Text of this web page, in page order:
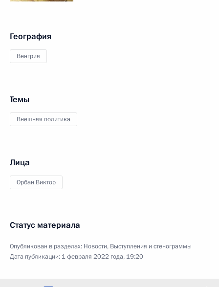
География
Венгрия
Темы
Внешняя политика
Лица
Орбан Виктор
Статус материала
Опубликован в разделах: Новости, Выступления и стенограммы
Дата публикации: 1 февраля 2022 года, 19:20